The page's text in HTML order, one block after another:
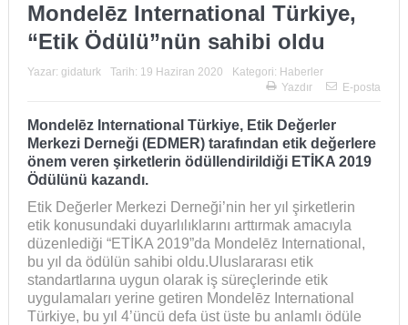
Mondelēz International Türkiye,
“Etik Ödülü”nün sahibi oldu
Yazar: gidaturk Tarih: 19 Haziran 2020 Kategori: Haberler
Yazdır
E-posta
Mondelēz International Türkiye, Etik Değerler
Merkezi Derneği (EDMER) tarafından etik değerlere
önem veren şirketlerin ödüllendirildiği ETİKA 2019
Ödülünü kazandı.
Etik Değerler Merkezi Derneği’nin her yıl şirketlerin
etik konusundaki duyarlılıklarını arttırmak amacıyla
düzenlediği “ETİKA 2019”da Mondelēz International,
bu yıl da ödülün sahibi oldu.Uluslararası etik
standartlarına uygun olarak iş süreçlerinde etik
uygulamaları yerine getiren Mondelēz International
Türkiye, bu yıl 4’üncü defa üst üste bu anlamlı ödüle